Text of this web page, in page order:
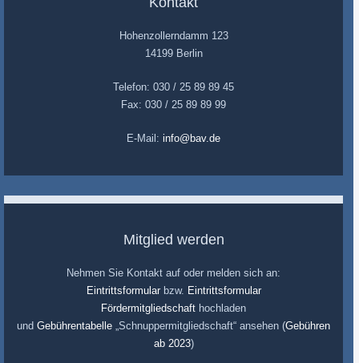
Hohenzollerndamm 123
14199 Berlin
Telefon: 030 / 25 89 89 45
Fax: 030 / 25 89 89 99
E-Mail: info@bav.de
Mitglied werden
Nehmen Sie Kontakt auf oder melden sich an:
Eintrittsformularbzw. Eintrittsformular
Fördermitgliedschaft hochladen
und Gebührentabelle „Schnuppermitgliedschaft“ ansehen (Gebühren
ab 2023)